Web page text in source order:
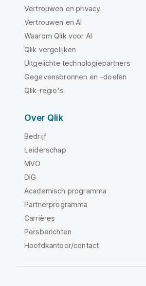
Vertrouwen en privacy
Vertrouwen en AI
Waarom Qlik voor AI
Qlik vergelijken
Uitgelichte technologiepartners
Gegevensbronnen en -doelen
Qlik-regio's
Over Qlik
Bedrijf
Leiderschap
MVO
DIG
Academisch programma
Partnerprogramma
Carrières
Persberichten
Hoofdkantoor/contact